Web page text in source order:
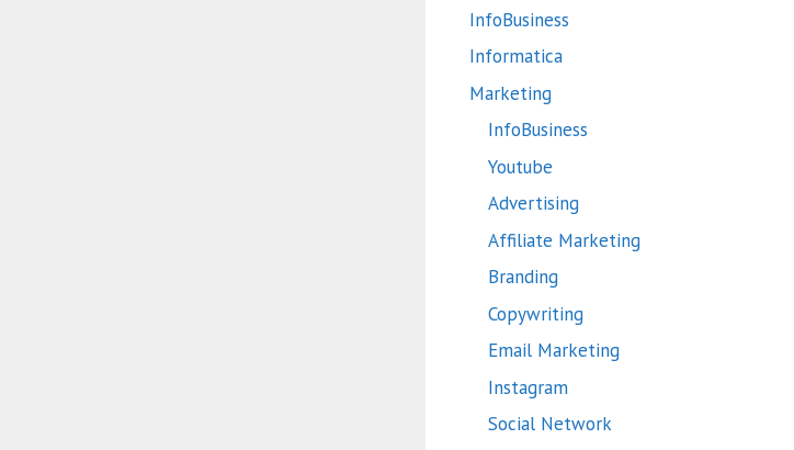
InfoBusiness
Informatica
Marketing
InfoBusiness
Youtube
Advertising
Affiliate Marketing
Branding
Copywriting
Email Marketing
Instagram
Social Network